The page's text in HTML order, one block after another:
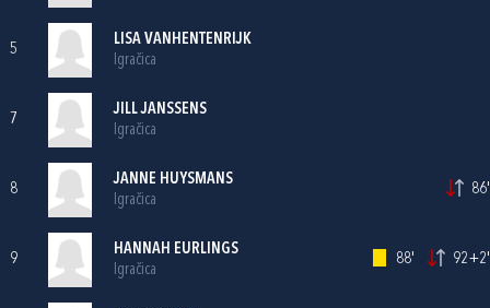
5
LISA VANHENTENRIJK
Igračica
7
JILL JANSSENS
Igračica
8
JANNE HUYSMANS
Igračica
86'
9
HANNAH EURLINGS
Igračica
88' 92+2'